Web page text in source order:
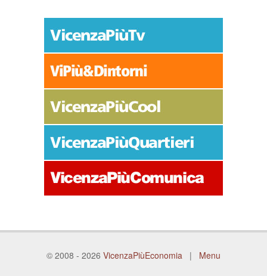
© 2008 - 2026 VicenzaPiùEconomia | Menu